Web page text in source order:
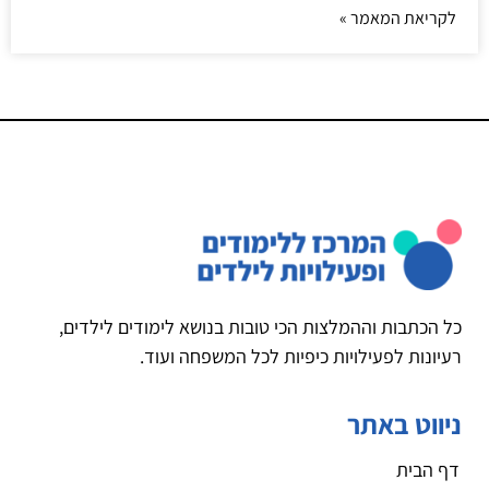
לקריאת המאמר »
כל הכתבות וההמלצות הכי טובות בנושא לימודים לילדים,
רעיונות לפעילויות כיפיות לכל המשפחה ועוד.
ניווט באתר
דף הבית